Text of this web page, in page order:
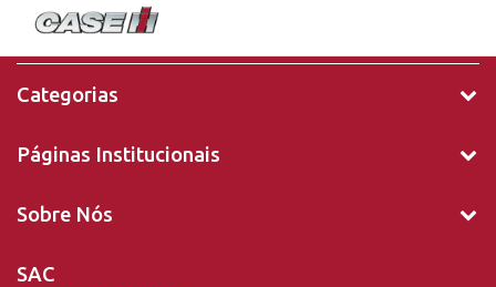
Categorias
Páginas Institucionais
Sobre Nós
SAC